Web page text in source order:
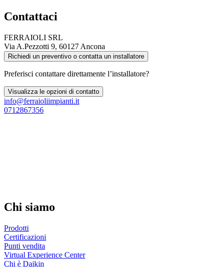
Contattaci
FERRAIOLI SRL
Via A.Pezzotti 9, 60127 Ancona
Richiedi un preventivo o contatta un installatore
Preferisci contattare direttamente l’installatore?
Visualizza le opzioni di contatto
info@ferraioliimpianti.it
0712867356
Chi siamo
Prodotti
Certificazioni
Punti vendita
Virtual Experience Center
Chi è Daikin